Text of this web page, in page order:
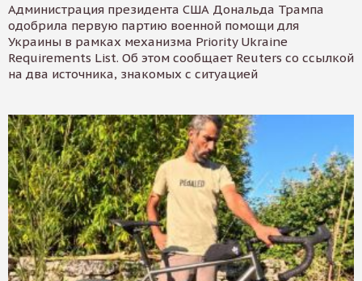
Администрация президента США Дональда Трампа
одобрила первую партию военной помощи для
Украины в рамках механизма Priority Ukraine
Requirements List. Об этом сообщает Reuters со ссылкой
на два источника, знакомых с ситуацией